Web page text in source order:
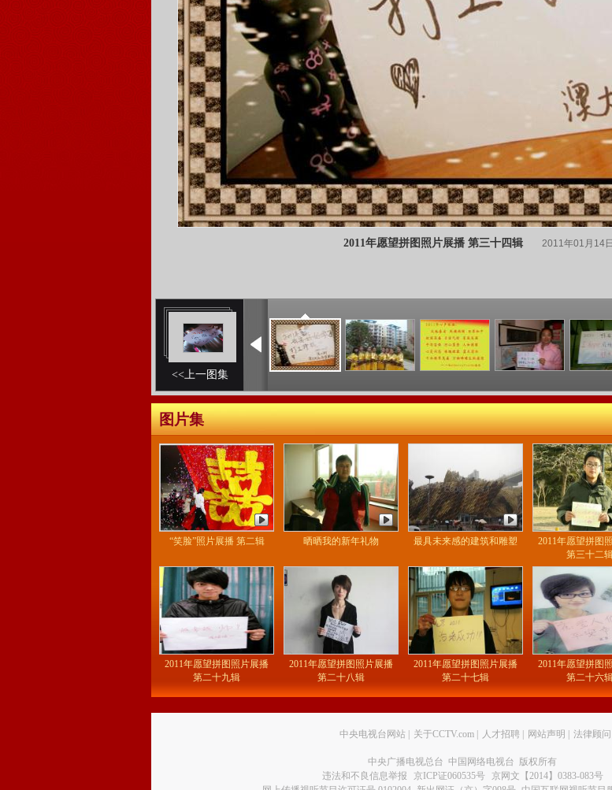
2011年愿望拼图照片展播 第三十四辑 2011年01月14
<<上一图集
图片集
“笑脸”照片展播 第二辑 晒晒我的新年礼物 最具未来感的建筑和雕塑
2011年愿望拼图
第三十二
2011年愿望拼图照片展播
第二十九辑
2011年愿望拼图照片展播
第二十八辑
2011年愿望拼图照片展播
第二十七辑
2011年愿望拼图
第二十六
中央电视台网站 关于CCTV.com 人才招聘 网站声明 法律顾问
中央广播电视总台 中国网络电视台 版权所有
违法和不良信息举报
京ICP证060535号
京网文【2014】0383-083号